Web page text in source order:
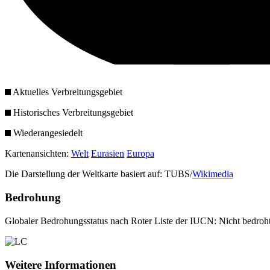
Aktuelles Verbreitungsgebiet
Historisches Verbreitungsgebiet
Wiederangesiedelt
Kartenansichten: Welt Eurasien Europa
Die Darstellung der Weltkarte basiert auf: TUBS/Wikimedia
Bedrohung
Globaler Bedrohungsstatus nach Roter Liste der IUCN: Nicht
Weitere Informationen